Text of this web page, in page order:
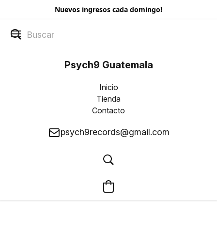
Nuevos ingresos cada domingo!
Psych9 Guatemala
Inicio
Tienda
Contacto
psych9records@gmail.com